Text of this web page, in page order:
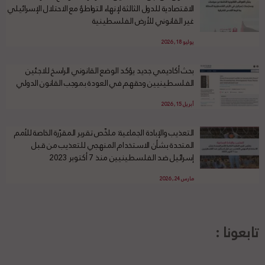
الاقتصادية للدول الثالثة لإنهاء التواطؤ مع الاحتلال الإسرائيلي
غير القانوني للأرض الفلسطينية
يوليو 18, 2026
بحث أكاديمي جديد يؤكد الوضع القانوني الراسخ للاجئين
الفلسطينيين وحقهم في العودة بموجب القانون الدولي
أبريل 15, 2026
التعذيب والإبادة الجماعية: ملخّص تقرير المقرّرة الخاصة للأمم
المتحدة بشأن الاستخدام المنهجي للتعذيب من قبل
إسرائيل ضد الفلسطينيين منذ 7 أكتوبر 2023
مارس 24, 2026
تابعونا :